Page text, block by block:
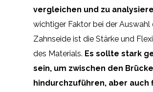
vergleichen und zu
wichtiger Faktor bei der Auswahl
Zahnseide ist die Stärke und
des Materials. Es sollte stark
sein, um zwischen den
hindurchzuführen, aber auch